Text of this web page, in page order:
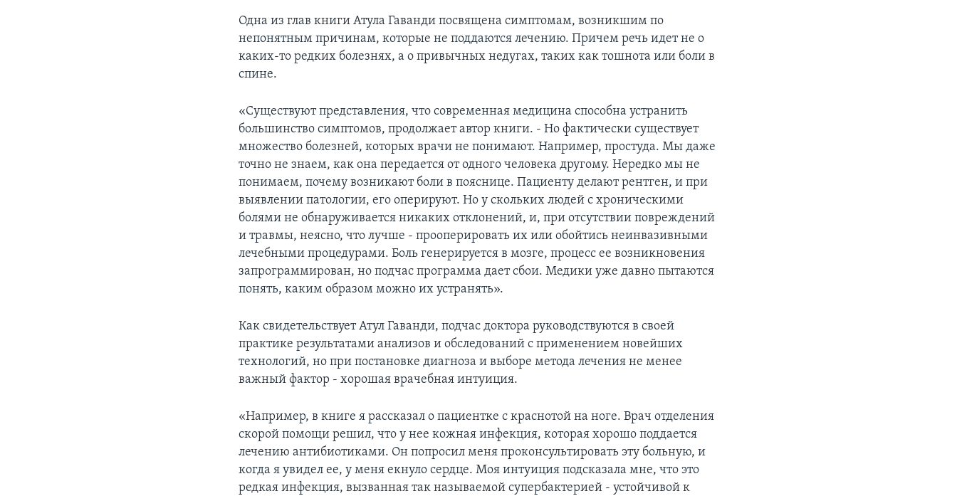
Одна из глав книги Атула Гаванди посвящена симптомам, возникшим по
непонятным причинам, которые не поддаются лечению. Причем речь идет не о
каких-то редких болезнях, а о привычных недугах, таких как тошнота или боли в
спине.
«Существуют представления, что современная медицина способна устранить
большинство симптомов, продолжает автор книги. - Но фактически существует
множество болезней, которых врачи не понимают. Например, простуда. Мы даже
точно не знаем, как она передается от одного человека другому. Нередко мы не
понимаем, почему возникают боли в пояснице. Пациенту делают рентген, и при
выявлении патологии, его оперируют. Но у скольких людей с хроническими
болями не обнаруживается никаких отклонений, и, при отсутствии повреждений
и травмы, неясно, что лучше - прооперировать их или обойтись неинвазивными
лечебными процедурами. Боль генерируется в мозге, процесс ее возникновения
запрограммирован, но подчас программа дает сбои. Медики уже давно пытаются
понять, каким образом можно их устранять».
Как свидетельствует Атул Гаванди, подчас доктора руководствуются в своей
практике результатами анализов и обследований с применением новейших
технологий, но при постановке диагноза и выборе метода лечения не менее
важный фактор - хорошая врачебная интуиция.
«Например, в книге я рассказал о пациентке с краснотой на ноге. Врач отделения
скорой помощи решил, что у нее кожная инфекция, которая хорошо поддается
лечению антибиотиками. Он попросил меня проконсультировать эту больную, и
когда я увидел ее, у меня екнуло сердце. Моя интуиция подсказала мне, что это
редкая инфекция, вызванная так называемой супербактерией - устойчивой к